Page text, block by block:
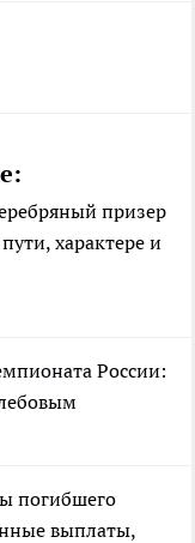
призер
характере и
России:
погибшего
выплаты,